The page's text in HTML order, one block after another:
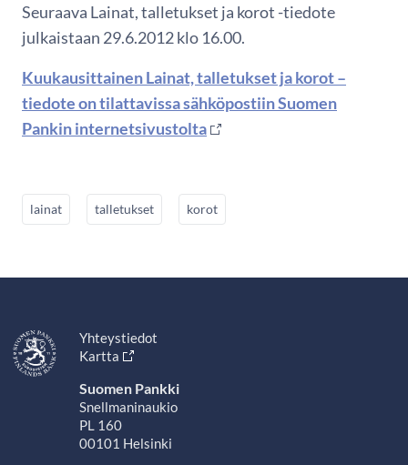
Seuraava Lainat, talletukset ja korot -tiedote
julkaistaan 29.6.2012 klo 16.00.
Kuukausittainen Lainat, talletukset ja korot –
tiedote on tilattavissa sähköpostiin Suomen
Pankin internetsivustolta
lainat talletukset korot
Yhteystiedot
Kartta
Suomen Pankki
Snellmaninaukio
PL 160
00101 Helsinki